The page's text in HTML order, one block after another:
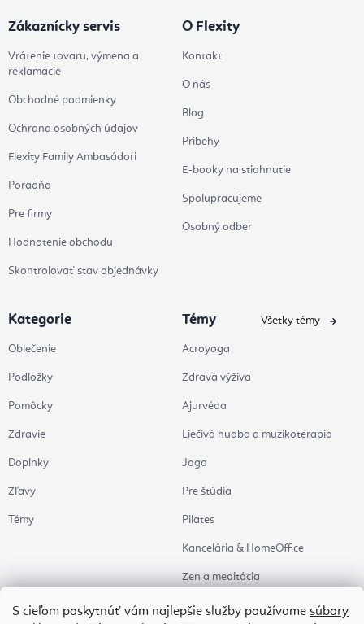
S cieľom poskytnúť vám najlepšie služby používame súbory
Zákaznícky servis
Vrátenie tovaru, výmena a
reklamácie
Obchodné podmienky
Ochrana osobných údajov
Flexity Family Ambasádori
Poradňa
Pre firmy
Hodnotenie obchodu
Skontrolovať stav objednávky
O Flexity
Kontakt
O nás
Blog
Príbehy
E-booky na stiahnutie
Spolupracujeme
Osobný odber
Kategorie
Oblečenie
Podložky
Pomôcky
Zdravie
Doplnky
Zľavy
Témy
Témy
Acroyoga
Zdravá výživa
Ajurvéda
Liečivá hudba a muzikoterapia
Joga
Pre štúdia
Pilates
Kancelária & HomeOffice
Zen a meditácia
Aromaterapia
Všetky témy